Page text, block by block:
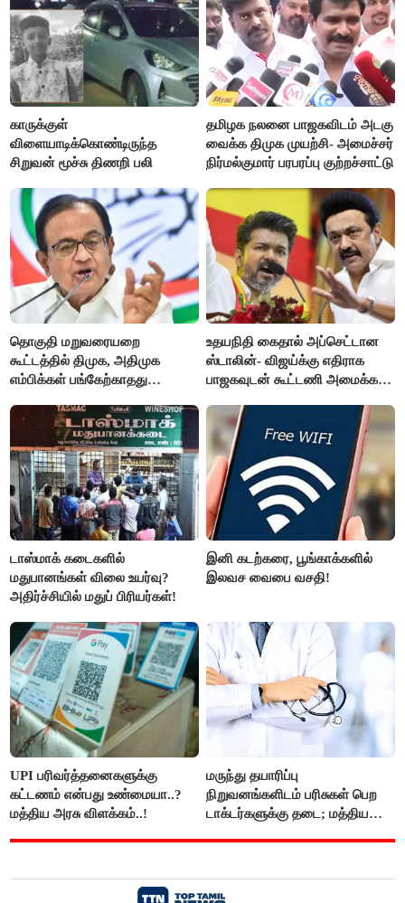
காருக்குள்
விளையாடிக்கொண்டிருந்த
சிறுவன் மூச்சு திணறி பலி
தமிழக நலனை பாஜகவிடம் அடகு
வைக்க திமுக முயற்சி- அமைச்சர்
நிர்மல்குமார் பரபரப்பு குற்றச்சாட்டு
தொகுதி மறுவரையறை
கூட்டத்தில் திமுக, அதிமுக
எம்பிக்கள் பங்கேற்காதது
உதயநிதி கைதால் அப்செட்டான
ஸ்டாலின்- விஜய்க்கு எதிராக
பாஜகவுடன் கூட்டணி அமைக்க
டாஸ்மாக் கடைகளில்
மதுபானங்கள் விலை உயர்வு?
அதிர்ச்சியில் மதுப் பிரியர்கள்!
இனி கடற்கரை, பூங்காக்களில்
இலவச வைபை வசதி!
UPI பரிவர்த்தனைகளுக்கு
கட்டணம் என்பது உண்மையா..?
மத்திய அரசு விளக்கம்..!
மருந்து தயாரிப்பு
நிறுவனங்களிடம் பரிசுகள் பெற
டாக்டர்களுக்கு தடை; மத்திய